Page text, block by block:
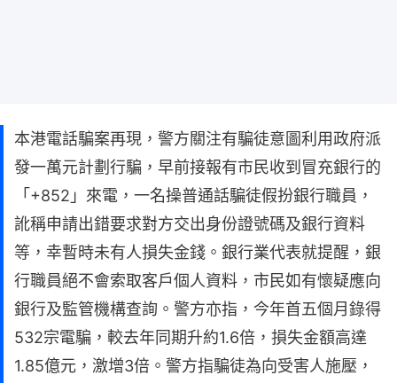
本港電話騙案再現，警方關注有騙徒意圖利用政府派
發一萬元計劃行騙，早前接報有市民收到冒充銀行的
「+852」來電，一名操普通話騙徒假扮銀行職員，
訛稱申請出錯要求對方交出身份證號碼及銀行資料
等，幸暫時未有人損失金錢。銀行業代表就提醒，銀
行職員絕不會索取客戶個人資料，市民如有懷疑應向
銀行及監管機構查詢。警方亦指，今年首五個月錄得
532宗電騙，較去年同期升約1.6倍，損失金額高達
1.85億元，激增3倍。警方指騙徒為向受害人施壓，